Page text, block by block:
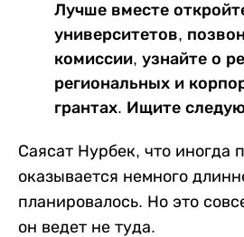
Лучше вместе
университетов,
комиссии, узнайте о
региональных и
грантах. Ищите
Саясат Нурбек, что иногда
оказывается немного
планировалось. Но это
он ведет не туда.